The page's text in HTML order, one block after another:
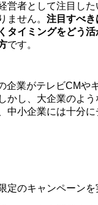
営者として注目し
ません。注目すべ
タイミングをどう活
です。
企業がテレビCMや
かし、大企業のよ
中小企業には十分
定のキャンペーンを